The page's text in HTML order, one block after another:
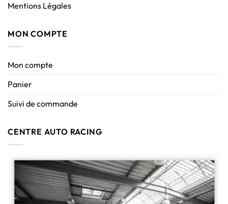
Mentions Légales
MON COMPTE
Mon compte
Panier
Suivi de commande
CENTRE AUTO RACING